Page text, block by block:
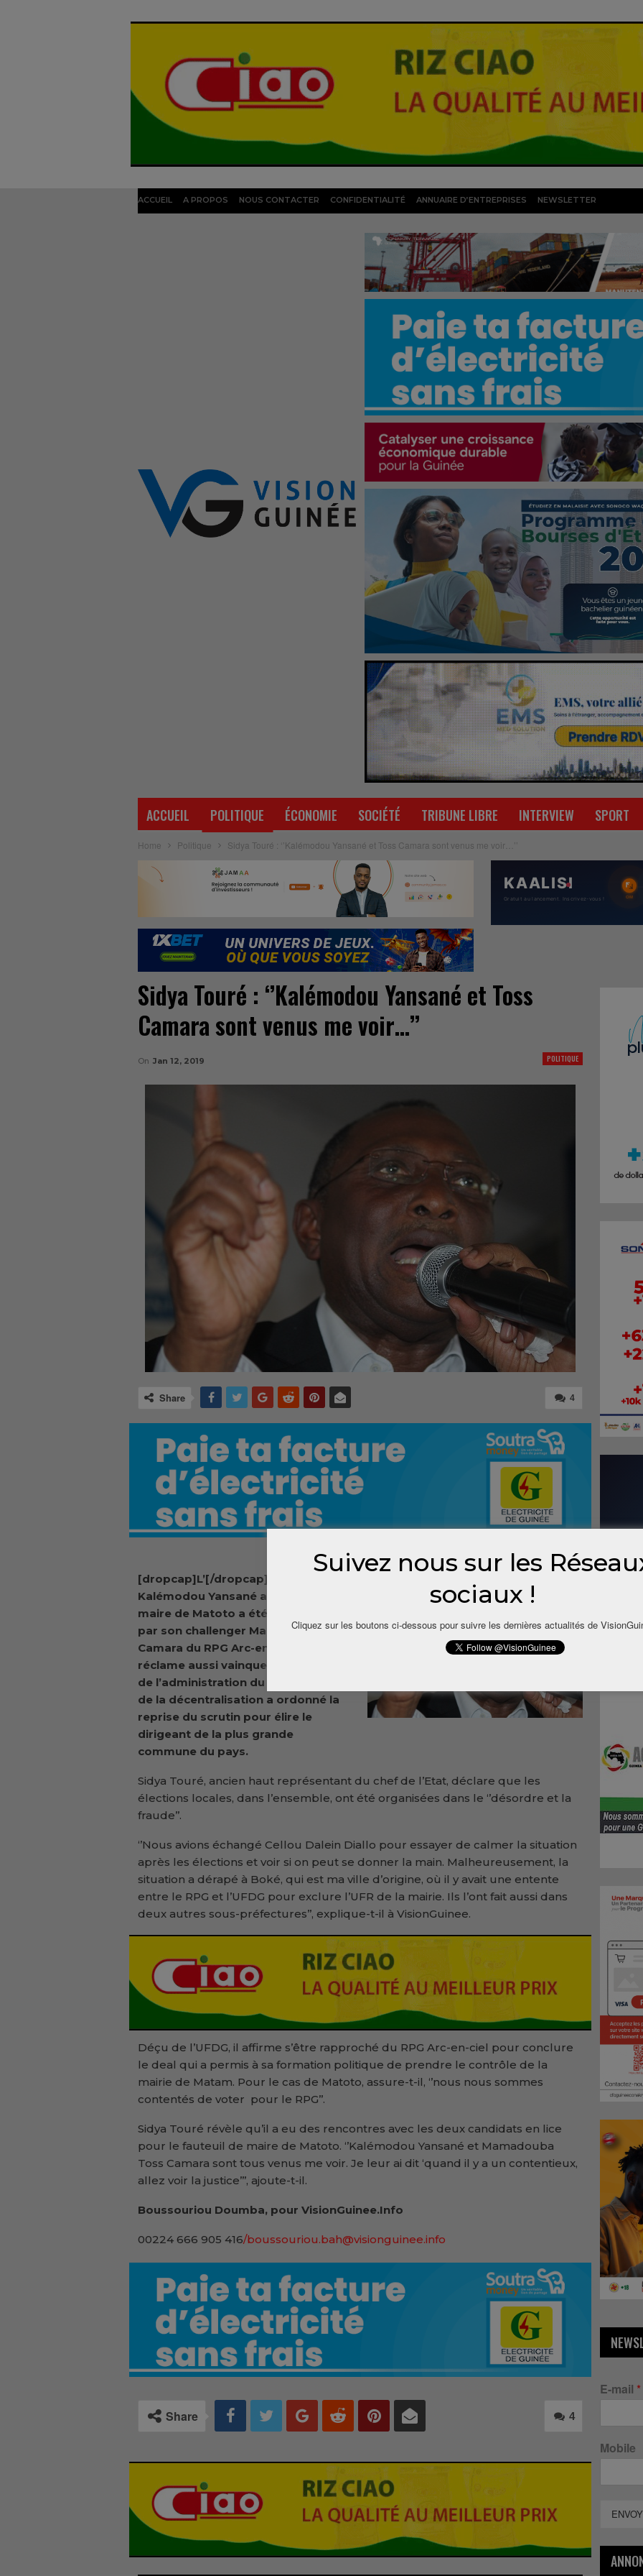
ACCUEIL A PROPOS NOUS CONTACTER CONFIDENTIALITÉ ANNUAIRE D’ENTREPRISES NEWSLETTER
ACCUEIL POLITIQUE ÉCONOMIE SOCIÉTÉ TRIBUNE LIBRE INTERVIEW SPORT
Home Politique Sidya Touré : ‘’Kalémodou Yansané et Toss Camara sont venus me voir…’’
Sidya Touré : ‘’Kalémodou Yansané et Toss
Camara sont venus me voir…’’
POLITIQUE
On Jan 12, 2019
4
Share
[dropcap]L’[/dropcap]élection du
Kalémodou Yansané au poste de
maire de Matoto a été contestée
par son challenger Mamadouba Tos
Camara du RPG Arc-en-ciel qui se
réclame aussi vainqueur. Le ministre
de l’administration du territoire et
de la décentralisation a ordonné la
reprise du scrutin pour élire le
dirigeant de la plus grande
commune du pays.
Sidya Touré, ancien haut représentant du chef de l’Etat, déclare que les
élections locales, dans l’ensemble, ont été organisées dans le ‘’désordre et la
fraude’’.
‘’Nous avions échangé Cellou Dalein Diallo pour essayer de calmer la situation
après les élections et voir si on peut se donner la main. Malheureusement, la
situation a dérapé à Boké, qui est ma ville d’origine, où il y avait une entente
entre le RPG et l’UFDG pour exclure l’UFR de la mairie. Ils l’ont fait aussi dans
deux autres sous-préfectures’’, explique-t-il à VisionGuinee.
Déçu de l’UFDG, il affirme s’être rapproché du RPG Arc-en-ciel pour conclure
le deal qui a permis à sa formation politique de prendre le contrôle de la
mairie de Matam. Pour le cas de Matoto, assure-t-il, ‘’nous nous sommes
contentés de voter pour le RPG’’.
Sidya Touré révèle qu’il a eu des rencontres avec les deux candidats en lice
pour le fauteuil de maire de Matoto. ‘’Kalémodou Yansané et Mamadouba
Toss Camara sont tous venus me voir. Je leur ai dit ‘quand il y a un contentieux,
allez voir la justice’’’, ajoute-t-il.
Boussouriou Doumba, pour VisionGuinee.Info
00224 666 905 416/boussouriou.bah@visionguinee.info
4
Share
E-mail *
Mobile
Suivez nous sur les
sociaux !
Cliquez sur les boutons ci-dessous pour suivre les dernières actualités de